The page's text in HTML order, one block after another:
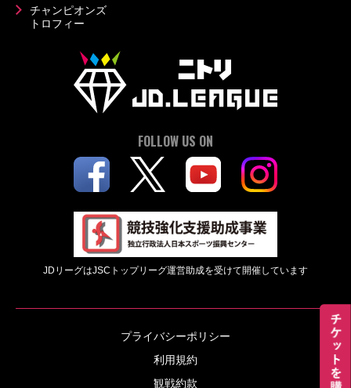
チャンピオンズ
トロフィー
FOLLOW US ON
JDリーグはJSCトップリーグ運営助成を受けて開催しています
プライバシーポリシー
利用規約
観戦約款